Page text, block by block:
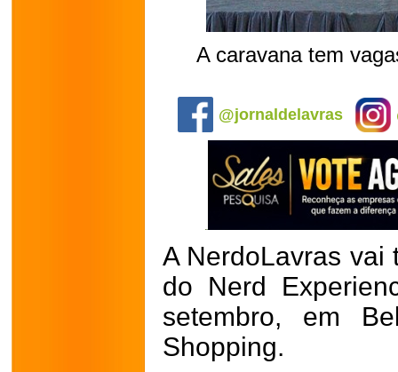
A caravana tem
@jornaldelavras
A NerdoLavras vai
do Nerd
setembro, em
Shopping.